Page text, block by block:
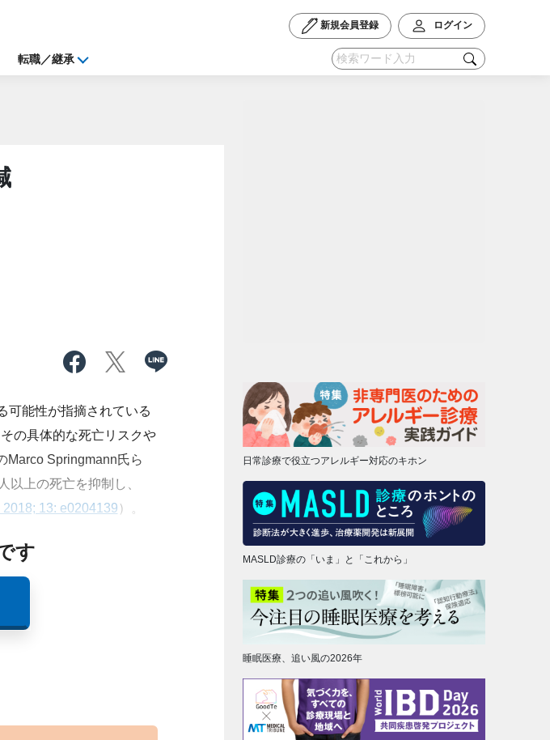
新規会員登録 ログイン
転職／継承
可能性が指摘されている
その具体的な死亡リスクや
Marco Springmann氏ら
上の死亡を抑制し、
2018; 13: e0204139 ）。
す
日常診療で役立つアレルギー対応のキホン
MASLD診療の「いま」と「これから」
睡眠医療、追い風の2026年